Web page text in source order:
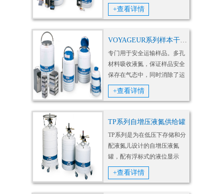
储容量为750-6000份，通过温
度和液位的监控和报警，远程
自动灌注和过溢保护，自动排
+查看详情
VOYAGEUR系列样本干式运输罐
专门用于安全运输样品。多孔
材料吸收液氮，保证样品安全
保存在气态中，同时消除了运
输过程中由于颠簸而引发的低
温液体溅出伤人的安全隐患。
标准。 极低的液氮消耗，保证
+查看详情
TP系列自增压液氮供给罐
TP系列是为在低压下存储和分
配液氮儿设计的自增压液氮
罐，配有浮标式的液位显示
器。液氮罐罐体与操作头通过
法兰连接固定，可以在几秒内
+查看详情